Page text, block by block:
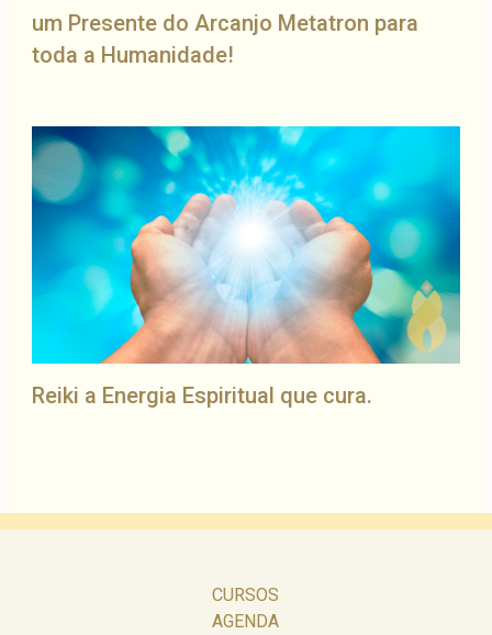
um Presente do Arcanjo Metatron para
toda a Humanidade!
Reiki a Energia Espiritual que cura.
CURSOS
AGENDA